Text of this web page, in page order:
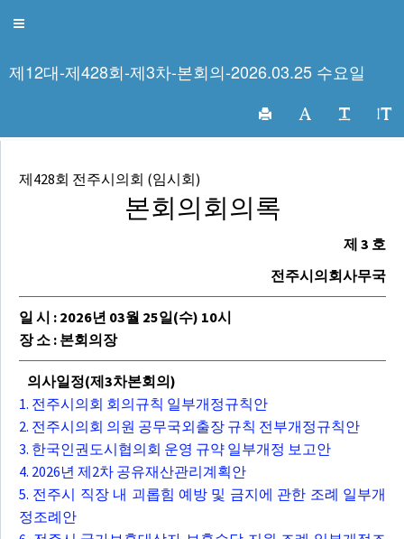
Toggle
제12대-제428회-제3차-본회의-2026.03.25 수요일
제428회 전주시의회 (임시회)
본회의회의록
제 3 호
전주시의회사무국
일 시 : 2026년 03월 25일(수) 10시
장 소 : 본회의장
의사일정(제3차본회의)
1. 전주시의회 회의규칙 일부개정규칙안
2. 전주시의회 의원 공무국외출장 규칙 전부개정규칙안
3. 한국인권도시협의회 운영 규약 일부개정 보고안
4. 2026년 제2차 공유재산관리계획안
5. 전주시 직장 내 괴롭힘 예방 및 금지에 관한 조례 일부개
정조례안